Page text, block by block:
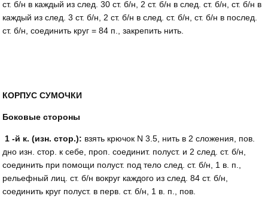
ст. б/н в каждый из след. 30 ст. б/н, 2 ст. б/н в след. ст. б/н, ст. б/н в
каждый из след. 3 ст. б/н, 2 ст. б/н в след. ст. б/н, ст. б/н в послед.
ст. б/н, соединить круг = 84 п., закрепить нить.
КОРПУС СУМОЧКИ
Боковые стороны
1 -й к. (изн. стор.): взять крючок N 3.5, нить в 2 сложения, пов.
дно изн. стор. к себе, проп. соединит. полуст. и 2 след. ст. б/н,
соединить при помощи полуст. под тело след. ст. б/н, 1 в. п.,
рельефный лиц. ст. б/н вокруг каждого из след. 84 ст. б/н,
соединить круг полуст. в перв. ст. б/н, 1 в. п., пов.